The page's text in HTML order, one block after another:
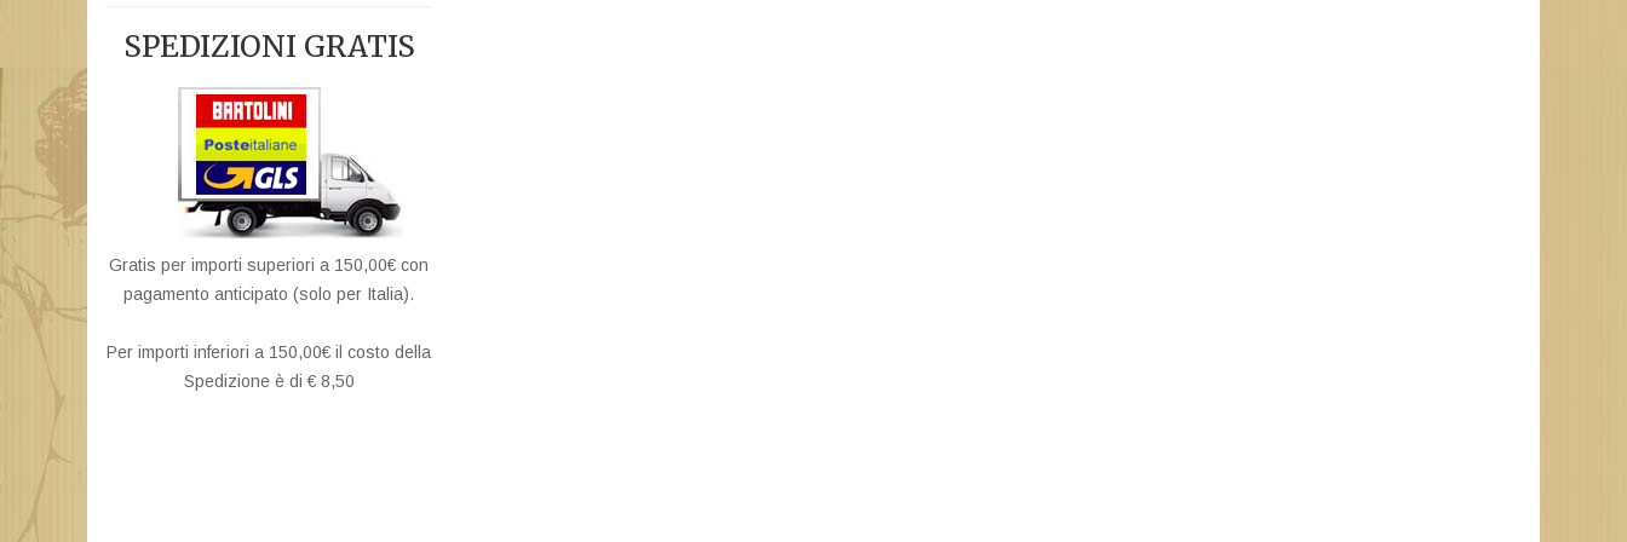
SPEDIZIONI GRATIS
Gratis per importi superiori a 150,00€ con
pagamento anticipato (solo per Italia).
Per importi inferiori a 150,00€ il costo della
Spedizione è di € 8,50